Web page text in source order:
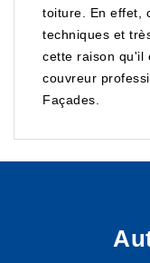
toiture. En effet,
techniques et
cette raison qu'il
couvreur
Façades.